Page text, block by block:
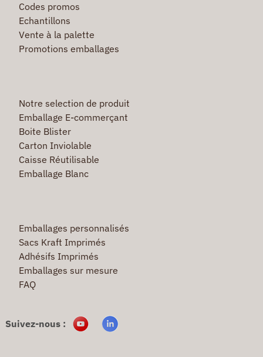
Codes promos
Echantillons
Vente à la palette
Promotions emballages
Notre selection de produit
Emballage E-commerçant
Boite Blister
Carton Inviolable
Caisse Réutilisable
Emballage Blanc
Emballages personnalisés
Sacs Kraft Imprimés
Adhésifs Imprimés
Emballages sur mesure
FAQ
Suivez-nous :